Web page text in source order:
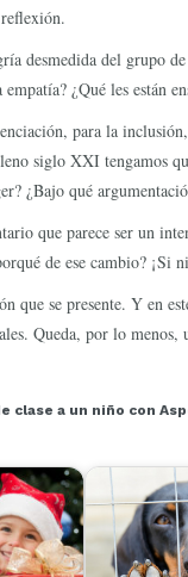
desmedida del grupo
¿Qué les están
para la
siglo XXI tengamos
¿Bajo qué
que parece ser un
de ese cambio? ¡Si
se presente. Y en
Queda, por lo
clase a un niño con